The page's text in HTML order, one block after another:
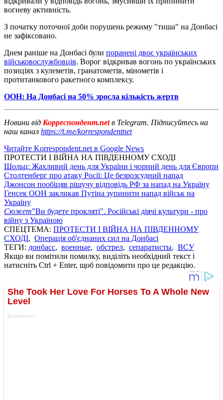
вогневу активність.
З початку поточної доби порушень режиму "тиша" на Донбасі
не зафіксовано.
Днем раніше на Донбасі були поранені двоє українських
військовослужбовців. Ворог відкривав вогонь по українських
позиціях з кулеметів, гранатометів, мінометів і
протитанкового ракетного комплексу.
ООН: На Донбасі на 50% зросла кількість жертв
Новини від Корреспондент.netв Telegram. Підписуйтесь на
наш канал https://t.me/korrespondentnet
Читайте Korrespondent.net в Google News
ПРОТЕСТИ І ВІЙНА НА ПІВДЕННОМУ СХОДІ
Шольц: Жахливий день для України і чорний день для Європи
Столтенберг про атаку Росії: Це безрозсудний напад
Джонсон пообіцяв рішучу відповідь РФ за напад на Україну
Генсек ООН закликав Путіна зупинити напад військ на
Україну
Сюжет"Ви будете прокляті". Російські діячі культури - про
війну з Україною
СПЕЦТЕМА: ПРОТЕСТИ І ВІЙНА НА ПІВДЕННОМУ
СХОДІ, Операція об'єднаних сил на Донбасі
ТЕГИ: донбасс, военные, обстрел, сепаратисты, ВСУ
Якщо ви помітили помилку, виділіть необхідний текст і
натисніть Ctrl + Enter, щоб повідомити про це редакцію.